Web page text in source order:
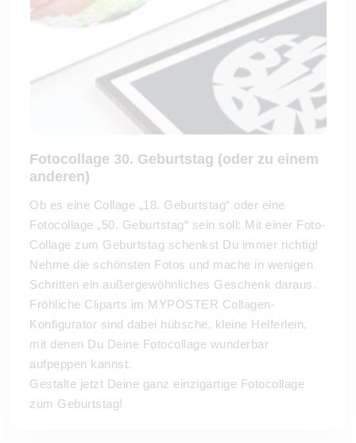
Fotocollage 30. Geburtstag (oder zu einem
anderen)
Ob es eine Collage „18. Geburtstag“ oder eine
Fotocollage „50. Geburtstag“ sein soll: Mit einer Foto-
Collage zum Geburtstag schenkst Du immer richtig!
Nehme die schönsten Fotos und mache in wenigen
Schritten ein außergewöhnliches Geschenk daraus.
Fröhliche Cliparts im MYPOSTER Collagen-
Konfigurator sind dabei hübsche, kleine Helferlein,
mit denen Du Deine Fotocollage wunderbar
aufpeppen kannst.
Gestalte jetzt Deine ganz einzigartige Fotocollage
zum Geburtstag!